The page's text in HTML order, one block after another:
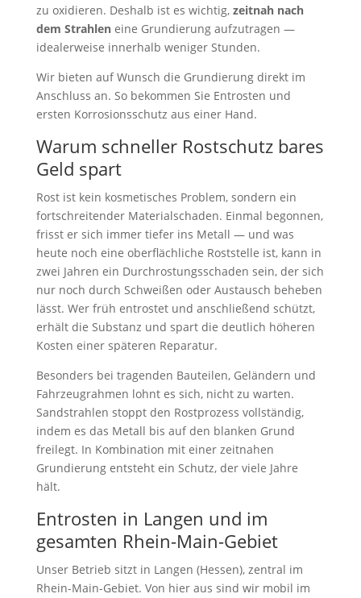
zu oxidieren. Deshalb ist es wichtig, zeitnah nach
dem Strahleneine Grundierung aufzutragen —
idealerweise innerhalb weniger Stunden.
Wir bieten auf Wunsch die Grundierung direkt im
Anschluss an. So bekommen Sie Entrosten und
ersten Korrosionsschutz aus einer Hand.
Warum schneller Rostschutz bares
Geld spart
Rost ist kein kosmetisches Problem, sondern ein
fortschreitender Materialschaden. Einmal begonnen,
frisst er sich immer tiefer ins Metall — und was
heute noch eine oberflächliche Roststelle ist, kann in
zwei Jahren ein Durchrostungsschaden sein, der sich
nur noch durch Schweißen oder Austausch beheben
lässt. Wer früh entrostet und anschließend schützt,
erhält die Substanz und spart die deutlich höheren
Kosten einer späteren Reparatur.
Besonders bei tragenden Bauteilen, Geländern und
Fahrzeugrahmen lohnt es sich, nicht zu warten.
Sandstrahlen stoppt den Rostprozess vollständig,
indem es das Metall bis auf den blanken Grund
freilegt. In Kombination mit einer zeitnahen
Grundierung entsteht ein Schutz, der viele Jahre
hält.
Entrosten in Langen und im
gesamten Rhein-Main-Gebiet
Unser Betrieb sitzt in Langen (Hessen), zentral im
Rhein-Main-Gebiet. Von hier aus sind wir mobil im